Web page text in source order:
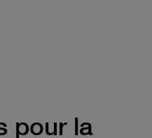
pour la